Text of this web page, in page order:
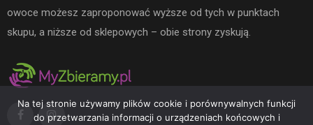
owoce możesz zaproponować wyższe od tych w punktach
skupu, a niższe od sklepowych – obie strony zyskują.
Na tej stronie używamy plików cookie i porównywalnych funkcji
do przetwarzania informacji o urządzeniach końcowych i